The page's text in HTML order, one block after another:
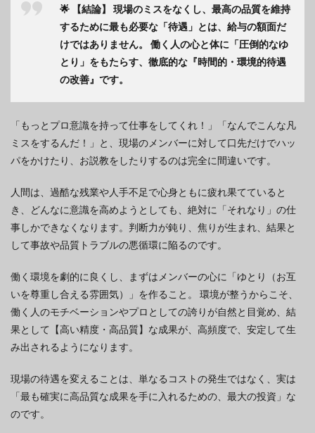
🌟 【結論】
現場のミスをなくし、最高の品質を維持
するために最も必要な「待遇」とは、給与の額面だ
けではありません。
働く人の心と体に「圧倒的なゆ
とり」をもたらす、徹底的な『時間的・環境的待遇
の改善』です。
「もっとプロ意識を持って仕事をしてくれ！」「なんでこんな凡
ミスをするんだ！」と、現場のメンバーに対して口先だけでハッ
パをかけたり、お説教をしたりするのは完全に間違いです。
人間は、過酷な残業や人手不足で心身ともに疲れ果てていると
き、どんなに意識を高めようとしても、絶対に「それなり」の仕
事しかできなくなります。判断力が鈍り、焦りが生まれ、結果と
して事故や品質トラブルの悪循環に陥るのです。
働く環境を劇的に良くし、まずはメンバーの心に「ゆとり（お互
いを尊重し合える雰囲気）」を作ること。 環境が整うからこそ、
働く人のモチベーションやプロとしての誇りが自然と目覚め、結
果として【高い精度・高品質】な成果が、高頻度で、安定して生
み出されるようになります。
現場の待遇を変えることは、単なるコストの発生ではなく、実は
「最も確実に高品質な成果を手に入れるための、最大の投資」な
のです。